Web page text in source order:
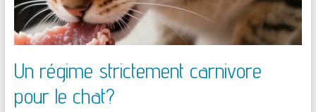
Un régime strictement carnivore
pour le chat?